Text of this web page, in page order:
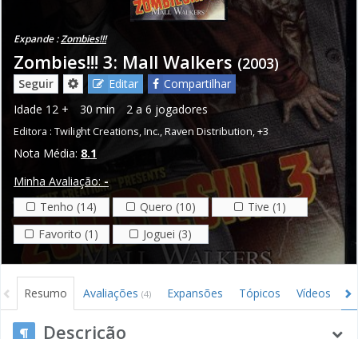
Expande :Zombies!!!
Zombies!!! 3: Mall Walkers (2003)
Seguir Editar
Compartilhar
Idade 12 + 30 min 2 a 6 jogadores
Editora : Twilight Creations, Inc.,Raven Distribution,+3
Nota Média: 8.1
Minha Avaliação: -
Tenho (14)
Quero (10)
Tive (1)
Favorito (1)
Joguei (3)
Resumo Avaliações (4) Expansões Tópicos Vídeos
Descrição